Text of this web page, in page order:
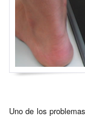
Uno de los